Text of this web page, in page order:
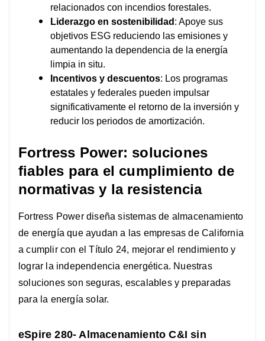
relacionados con incendios forestales.
Liderazgo en sostenibilidad : Apoye sus
objetivos ESG reduciendo las emisiones y
aumentando la dependencia de la energía
limpia in situ.
Incentivos y descuentos: Los programas
estatales y federales pueden impulsar
significativamente el retorno de la inversión y
reducir los periodos de amortización.
Fortress Power: soluciones
fiables para el cumplimiento de
normativas y la resistencia
Fortress Power diseña sistemas de almacenamiento
de energía que ayudan a las empresas de California
a cumplir con el Título 24, mejorar el rendimiento y
lograr la independencia energética. Nuestras
soluciones son seguras, escalables y preparadas
para la energía solar.
eSpire 280- Almacenamiento C&I sin